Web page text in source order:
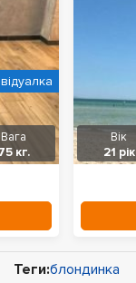
Вага
кг.
Вік
21 рік
Теги:блондинка